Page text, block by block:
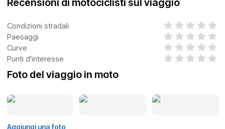
Recensioni di motociclisti sul viaggio
Condizioni stradali
Paesaggi
Curve
Punti d'interesse
Foto del viaggio in moto
Aggiungi una foto